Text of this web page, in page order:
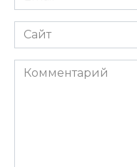
*
Сайт
Комментарий